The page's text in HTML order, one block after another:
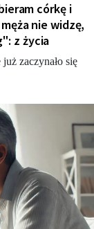
córkę i
nie widzę,
z życia
zaczynało się